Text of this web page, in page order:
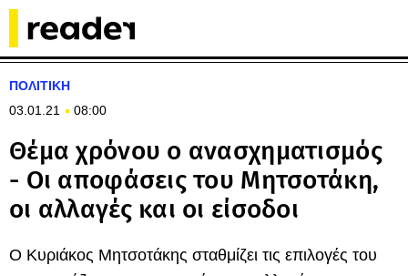
ΠΟΛΙΤΙΚΗ
03.01.21
08:00
Θέμα χρόνου ο ανασχηματισμός
- Οι αποφάσεις του Μητσοτάκη,
οι αλλαγές και οι είσοδοι
Ο Κυριάκος Μητσοτάκης σταθμίζει τις επιλογές του